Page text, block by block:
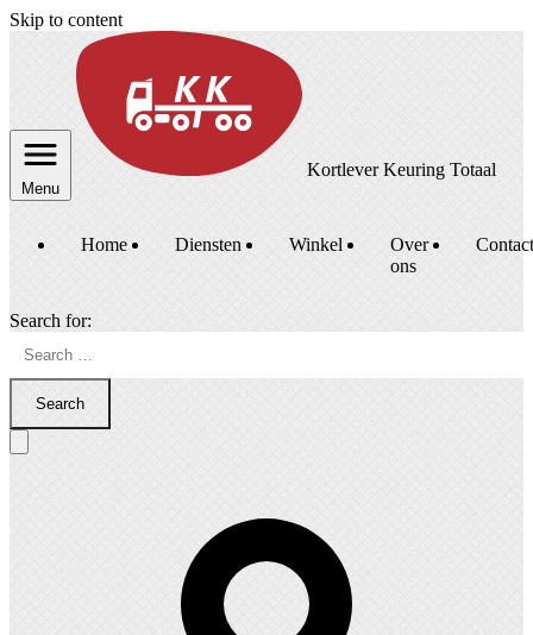
Skip to content
Menu
Kortlever Keuring Totaal
Home Diensten Winkel
Over
ons
Contact
Search for:
Search